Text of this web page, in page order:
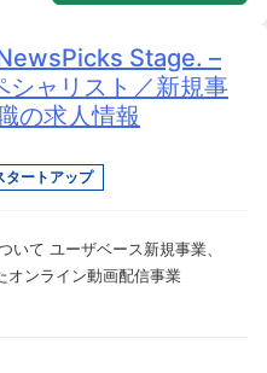
Stage. –
シャリスト／新規事
の求人情報
タートアップ
いて ユーザベース新規事業、
オンライン動画配信事業